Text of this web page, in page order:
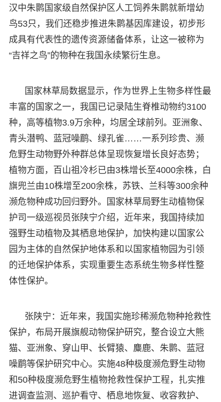
汉中朱鹮国家级自然保护区人工饲养朱鹮就新增幼
鸟53只，我们还稳步推进朱鹮基因库建设，初步形
成具有代表性的遗传资源储备体系，让这一被称为
“吉祥之鸟”的物种在我国永续繁衍生息。
国家林草局数据显示，作为世界上生物多样性最
丰富的国家之一，我国已记录陆生脊椎动物约3100
种，高等植物3.9万余种，均居全球前列。亚洲象、
青头潜鸭、蓝冠噪鹛、绿孔雀……一系列珍贵、濒
危野生动物野外种群总体呈现恢复增长良好态势；
植物方面，百山祖冷杉已由3株增长至4000余株，白
旗兜兰由10株增至200余株，苏铁、兰科等300余种
濒危物种成功回归野外。国家林草局野生动植物保
护司一级巡视员张陕宁介绍，近年来，我国持续加
强野生动植物及其栖息地保护，加快构建以国家公
园为主体的自然保护地体系和以国家植物园为引领
的迁地保护体系，实现重要生态系统生物多样性整
体性保护。
张陕宁：近年来，我国实施珍稀濒危物种抢救性
保护，布局开展旗舰动物保护研究，整合设立大熊
猫、亚洲象、穿山甲、长臂猿、麋鹿、朱鹮、蓝冠
噪鹛等保护研究中心。实施48种极度濒危野生动物
和50种极度濒危野生植物抢救性保护工程，扎实推
进调查监测、巡护看守、栖息地恢复、收容救护、